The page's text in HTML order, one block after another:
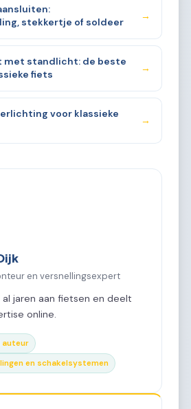
stekkertje of soldeer
→
met standlicht: de beste
fiets
→
voor klassieke
→
en versnellingsexpert
jaren aan fietsen en deelt
online.
auteur
en schakelsystemen